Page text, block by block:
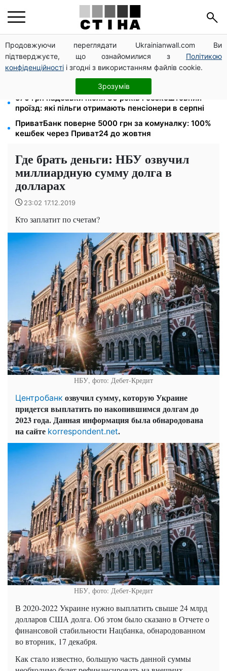
Продовжуючи переглядати Ukrainianwall.com Ви
підтверджуєте, що ознайомилися з Політикою
конфіденційності і згодні з використанням файлів cookie.
Зрозумів
Тарифи на воду злетіли до 91,24 грн/куб, газ може
сягнути 15 грн: комунальні ціни в серпні
Міжнародні перекази подорожчають до 2% з
вересня: ПриватБанк завершує пільгові тарифи
570 грн надбавки після 80 років і безкоштовний
проїзд: які пільги отримають пенсіонери в серпні
ПриватБанк поверне 5000 грн за комуналку: 100%
кешбек через Приват24 до жовтня
Где брать деньги: НБУ озвучил
миллиардную сумму долга в
долларах
23:02 17.12.2019
Кто заплатит по счетам?
НБУ, фото: Дебет-Кредит
Центробанк озвучил сумму, которую Украине
придется выплатить по накопившимся долгам до
2023 года. Данная информация была обнародована
на сайте korrespondent.net.
НБУ, фото: Дебет-Кредит
В 2020-2022 Украине нужно выплатить свыше 24 млрд
долларов США долга. Об этом было сказано в Отчете о
финансовой стабильности Нацбанка, обнародованном
во вторник, 17 декабря.
Как стало известно, большую часть данной суммы